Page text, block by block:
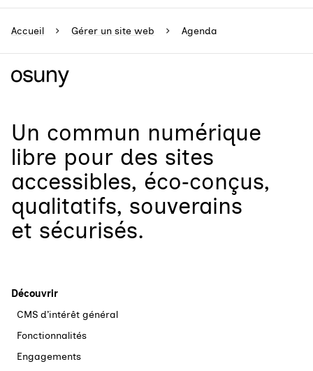
Accueil Gérer un site web Agenda
Un commun numérique
libre pour des sites
accessibles, éco‑conçus,
qualitatifs, souverains
et sécurisés.
Découvrir
CMS d’intérêt général
Fonctionnalités
Engagements